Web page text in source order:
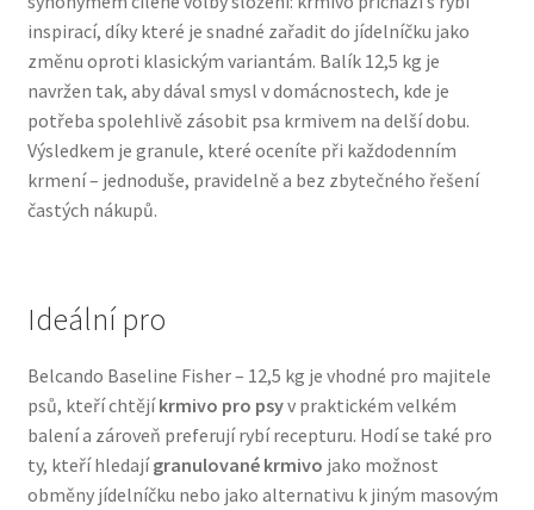
Přepravky pro psy
Purizon pro psy — Vysoký obsah masa, bez obilovin
Royal Canin pro psy
Veterinární dieta pro psy
Wolf of Wilderness
inspirací, díky které je snadné zařadit do jídelníčku jako
změnu oproti klasickým variantám. Balík 12,5 kg je
navržen tak, aby dával smysl v domácnostech, kde je
potřeba spolehlivě zásobit psa krmivem na delší dobu.
Výsledkem je granule, které oceníte při každodenním
krmení – jednoduše, pravidelně a bez zbytečného řešení
častých nákupů.
Ideální pro
Belcando Baseline Fisher – 12,5 kg je vhodné pro majitele
psů, kteří chtějíkrmivo pro psyv praktickém velkém
balení a zároveň preferují rybí recepturu. Hodí se také pro
ty, kteří hledajígranulované krmivo jako možnost
obměny jídelníčku nebo jako alternativu k jiným masovým